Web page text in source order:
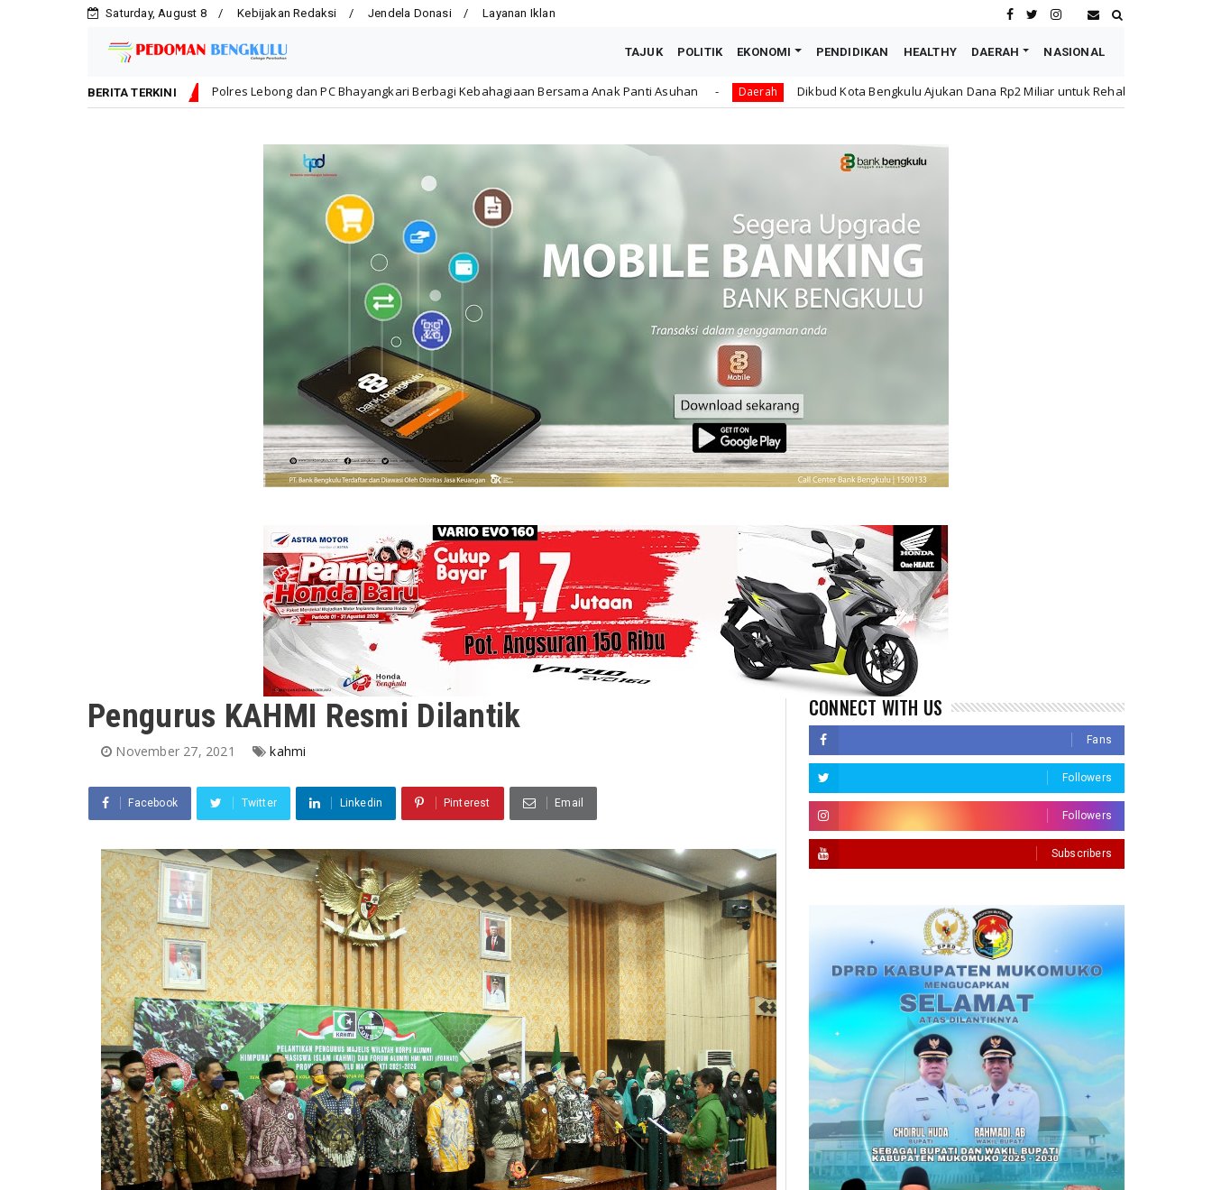
Saturday, August 8 Kebijakan Redaksi Jendela Donasi Layanan Iklan
TAJUK POLITIK EKONOMI PENDIDIKAN HEALTHY DAERAH NASIONAL
BERITA TERKINI
Polres Lebong dan PC Bhayangkari Berbagi Kebahagiaan Bersama Anak Panti Asuhan Daerah Dikbud Kota Bengkulu Ajukan Dana Rp2 Miliar untuk Rehabilitasi SMPN 19 Pascakebakaran
Pengurus KAHMI Resmi Dilantik
November 27, 2021 kahmi
Facebook Twitter Linkedin Pinterest Email
CONNECT WITH US
Fans
Followers
Followers
Subscribers